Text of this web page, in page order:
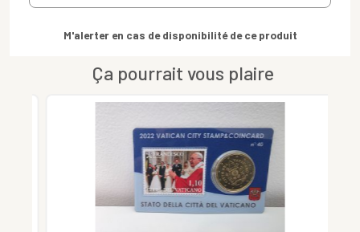
M'alerter en cas de disponibilité de ce produit
Ça pourrait vous plaire